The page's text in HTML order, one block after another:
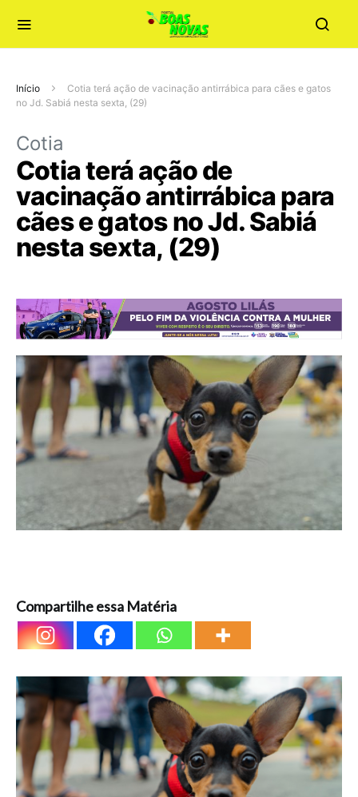
Início
Cotia terá ação de vacinação antirrábica para cães e gatos
no Jd. Sabiá nesta sexta, (29)
Cotia
Cotia terá ação de
vacinação antirrábica para
cães e gatos no Jd. Sabiá
nesta sexta, (29)
Compartilhe essa Matéria